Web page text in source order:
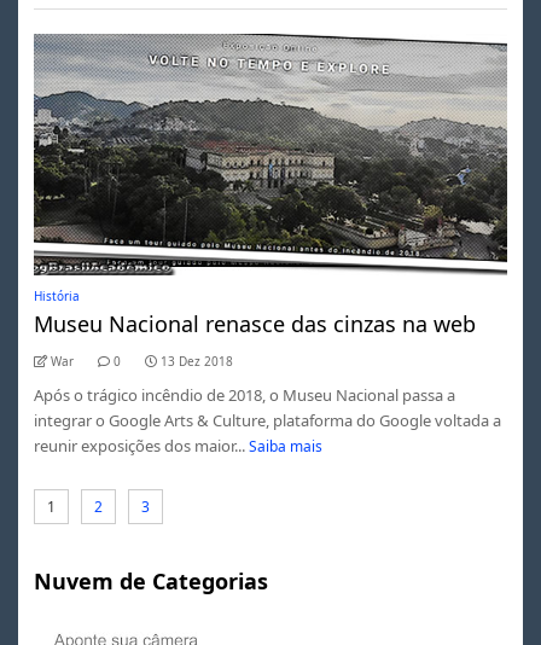
História
Museu Nacional renasce das cinzas na web
War 0 13 Dez 2018
Após o trágico incêndio de 2018, o Museu Nacional passa a
integrar o Google Arts & Culture, plataforma do Google voltada a
reunir exposições dos maior... Saiba mais
1 2 3
Nuvem de Categorias